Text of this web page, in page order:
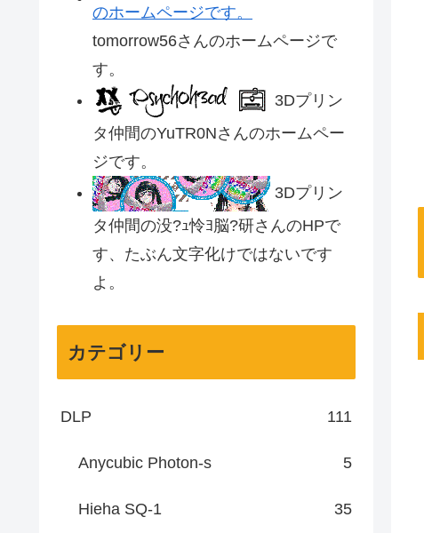
tomorrow56さんのホームページで
す。
3Dプリン
タ仲間のYuTR0Nさんのホームペー
ジです。
3Dプリン
タ仲間の没?ｭ怜ﾖ脳?研さんのHPで
す、たぶん文字化けではないです
よ。
カテゴリー
DLP 111
Anycubic Photon-s 5
Hieha SQ-1 35